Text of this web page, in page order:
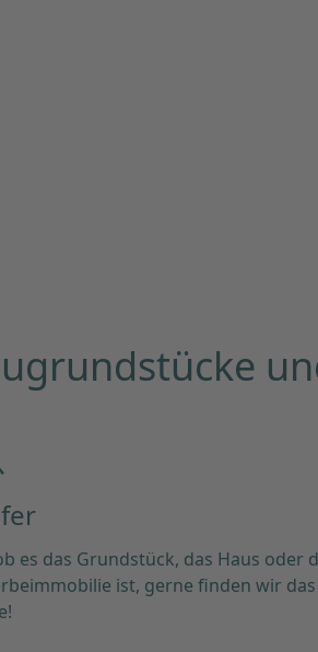
es das Grundstück, das Haus oder
ist, gerne finden wir